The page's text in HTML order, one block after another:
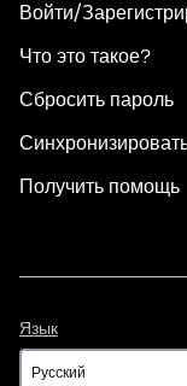
Войти/
Что это такое?
Сбросить пароль
Получить помощь
Язык